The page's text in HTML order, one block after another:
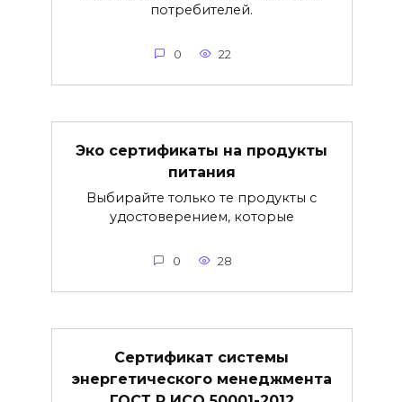
потребителей.
0 22
Эко сертификаты на продукты
питания
Выбирайте только те продукты с
удостоверением, которые
0 28
Сертификат системы
энергетического менеджмента